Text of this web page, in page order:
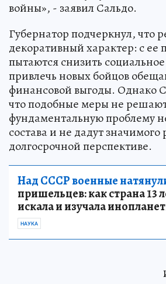
войны», - заявил Сальдо.
Губернатор подчеркнул, что
декоративный характер: с ее
пытаются снизить
привлечь новых бойцов
финансовой выгоды. Однако
что подобные меры не
фундаментальную проблему
состава и не дадут значимого
долгосрочной перспективе.
Над СССР военные
пришельцев: как страна 13
искала и изучала
НАУКА